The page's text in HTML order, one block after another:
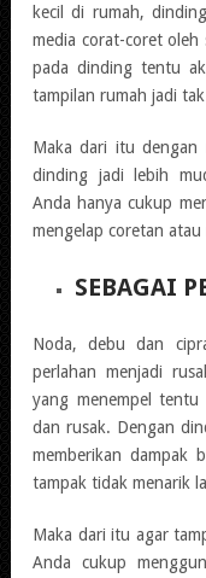
kecil di rumah,
media corat-coret
pada dinding tentu
tampilan rumah jadi
Maka dari itu dengan
dinding jadi lebih
Anda hanya cukup
mengelap coretan
SEBAGAI
Noda, debu dan
perlahan menjadi
yang menempel tentu
dan rusak. Dengan
memberikan dampak
tampak tidak menarik
Maka dari itu agar
Anda cukup